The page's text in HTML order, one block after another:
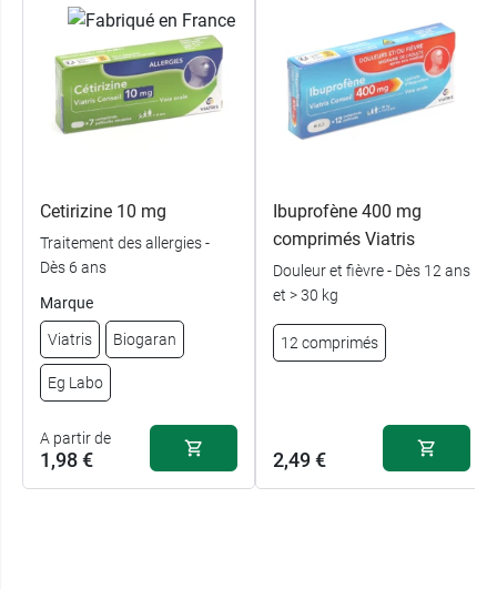
Cetirizine 10 mg
Traitement des allergies -
Dès 6 ans
Marque
Viatris Biogaran
Eg Labo
A partir de
1,98 €
Ibuprofène 400 mg
comprimés Viatris
Douleur et fièvre - Dès 12 ans
et > 30 kg
12 comprimés
2,49 €